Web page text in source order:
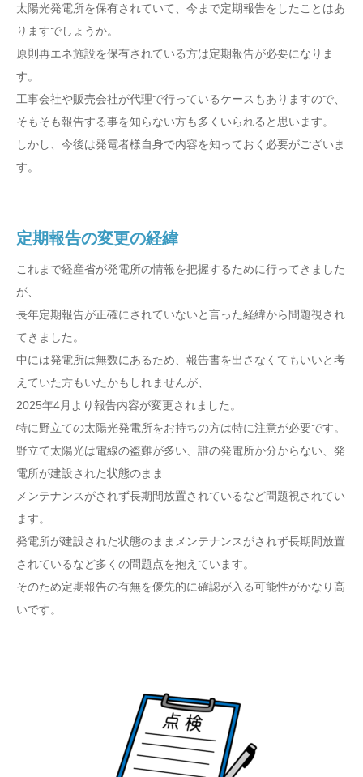
太陽光発電所を保有されていて、今まで定期報告をしたことはあ
りますでしょうか。
原則再エネ施設を保有されている方は定期報告が必要になりま
す。
工事会社や販売会社が代理で行っているケースもありますので、
そもそも報告する事を知らない方も多くいられると思います。
しかし、今後は発電者様自身で内容を知っておく必要がございま
す。
定期報告の変更の経緯
これまで経産省が発電所の情報を把握するために行ってきました
が、
長年定期報告が正確にされていないと言った経緯から問題視され
てきました。
中には発電所は無数にあるため、報告書を出さなくてもいいと考
えていた方もいたかもしれませんが、
2025年4月より報告内容が変更されました。
特に野立ての太陽光発電所をお持ちの方は特に注意が必要です。
野立て太陽光は電線の盗難が多い、誰の発電所か分からない、発
電所が建設された状態のまま
メンテナンスがされず長期間放置されているなど問題視されてい
ます。
発電所が建設された状態のままメンテナンスがされず長期間放置
されているなど多くの問題点を抱えています。
そのため定期報告の有無を優先的に確認が入る可能性がかなり高
いです。